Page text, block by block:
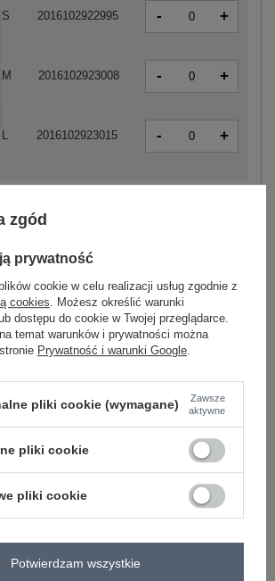
S 2016102922995 - +
M 2016102923008 - +
L 2016102923015 - +
L 2016102922957
Zobacz wszystkie kolory (+2)
w pralce w 30°C
zgód
prywatność
cookie w celu realizacji usług zgodnie z
cookies. Możesz określić warunki
dostępu do cookie w Twojej przeglądarce.
temat warunków i prywatności można
Prywatność i warunki Google.
pliki cookie (wymagane)
Zawsze
aktywne
pliki cookie
pliki cookie
Potwierdzam wszystkie